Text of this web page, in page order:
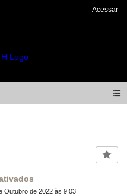
Acessar
Outubro de 2022 às 9:03